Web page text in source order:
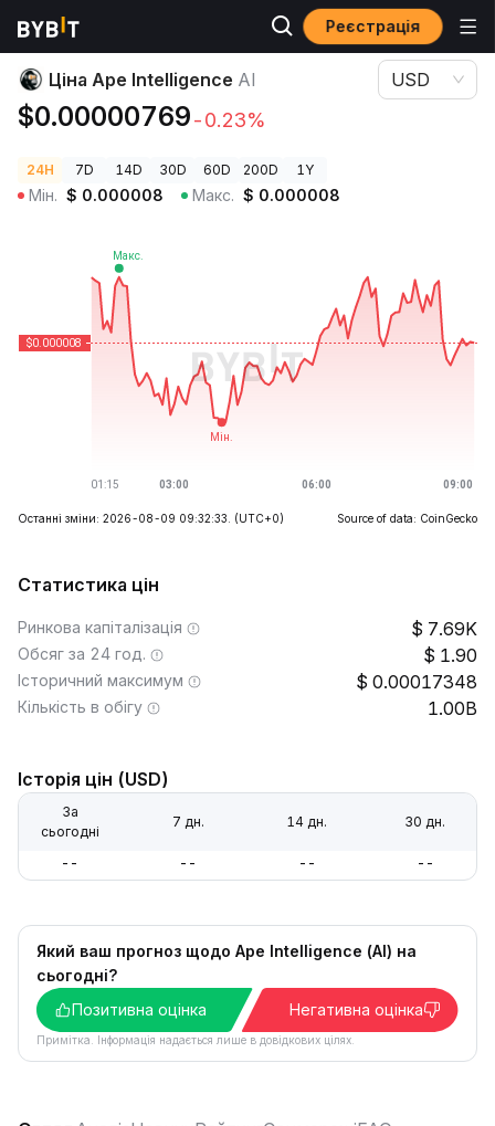
Реєстрація
Ціни криптовалют Ціна Ape Intelligence AI
Ціна Ape Intelligence AI
$0.00000769-0.23%
USD
24H 7D 14D 30D 60D 200D 1Y
Мін. $ 0.000008 Макс. $ 0.000008
Останні зміни: 2026-08-09 09:32:33. (UTC+0) Source of data: CoinGecko
Статистика цін
Ринкова капіталізація 7.69K
Обсяг за 24 год. 1.90
Історичний максимум 0.00017348
Кількість в обігу 1.00B
Історія цін (USD)
За
сьогодні
7 дн. 14 дн. 30 дн.
-- -- -- --
Який ваш прогноз щодо Ape Intelligence (AI) на
сьогодні?
Позитивна оцінка
Негативна оцінка
Примітка. Інформація надається лише в довідкових цілях.